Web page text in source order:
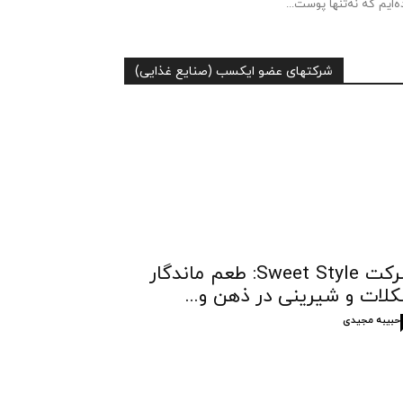
که نه‌تنها پوست...
شرکتهای عضو ایکسب (صنایع غذایی)
شرکت Sweet Style: طعم ماندگار
و شیرینی در ذهن و...
حبیبه مجیدی